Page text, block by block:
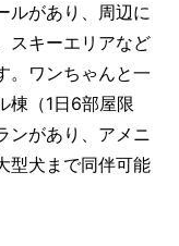
ルがあり、周辺に
スキーエリアなど
。ワンちゃんと一
棟（1日6部屋限
ンがあり、アメニ
型犬まで同伴可能